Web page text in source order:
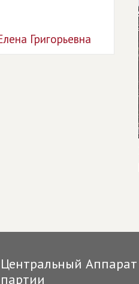
Григорьевна
Центральный Аппарат
партии